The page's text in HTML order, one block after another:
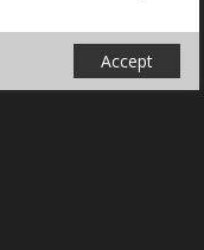
Accept